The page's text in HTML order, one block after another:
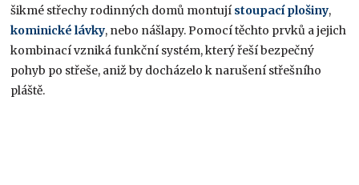
šikmé střechy rodinných domů montují stoupací plošiny,
kominické lávky, nebo nášlapy. Pomocí těchto prvků a jejich
kombinací vzniká funkční systém, který řeší bezpečný
pohyb po střeše, aniž by docházelo k narušení střešního
pláště.